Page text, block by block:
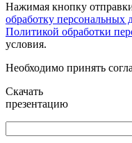
Нажимая кнопку
обработку персональных
Политикой обработки
условия.
Необходимо принять
Скачать
презентацию